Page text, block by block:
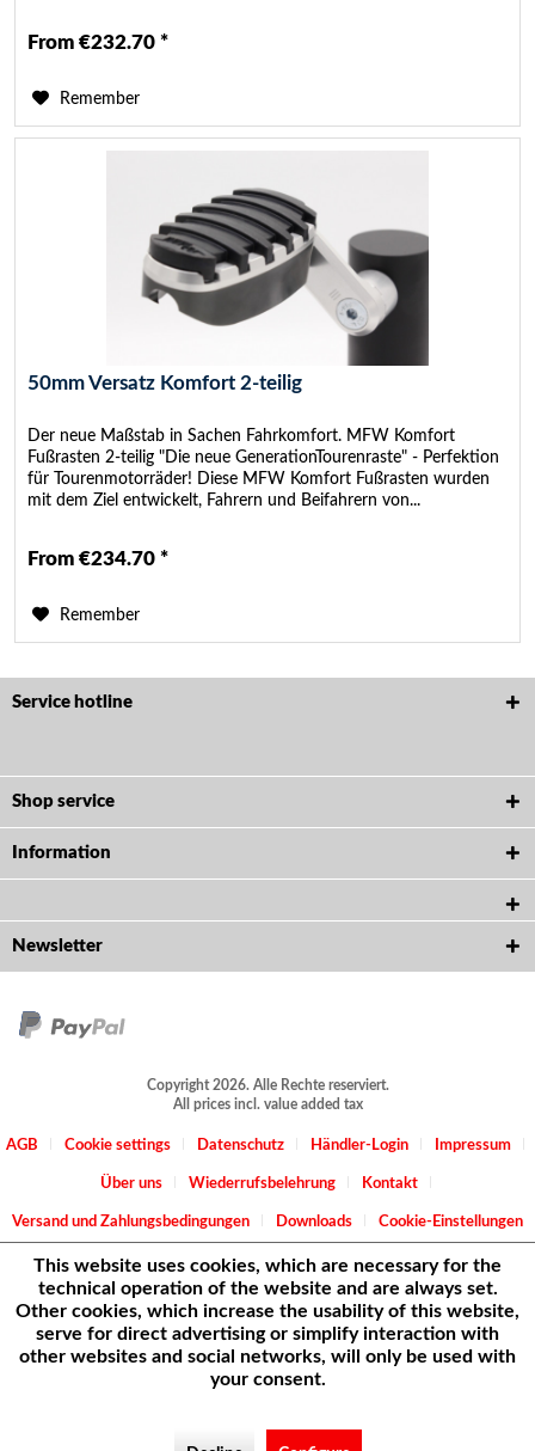
From €232.70 *
Remember
50mm Versatz Komfort 2-teilig
Der neue Maßstab in Sachen Fahrkomfort. MFW Komfort
Fußrasten 2-teilig "Die neue GenerationTourenraste" - Perfektion
für Tourenmotorräder! Diese MFW Komfort Fußrasten wurden
mit dem Ziel entwickelt, Fahrern und Beifahrern von...
From €234.70 *
Remember
Service hotline
Shop service
Information
Newsletter
Copyright 2026. Alle Rechte reserviert.
All prices incl. value added tax
AGB Cookie settings Datenschutz Händler-Login Impressum
Über uns Wiederrufsbelehrung Kontakt
Versand und Zahlungsbedingungen Downloads Cookie-Einstellungen
This website uses cookies, which are necessary for the
technical operation of the website and are always set.
Other cookies, which increase the usability of this website,
serve for direct advertising or simplify interaction with
other websites and social networks, will only be used with
your consent.